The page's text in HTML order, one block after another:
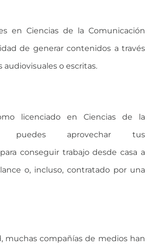
en Ciencias de la Comunicación
de generar contenidos a través
o escritas.
licenciado en Ciencias de la
puedes aprovechar tus
conseguir trabajo desde casa a
o, incluso, contratado por una
muchas compañías de medios han